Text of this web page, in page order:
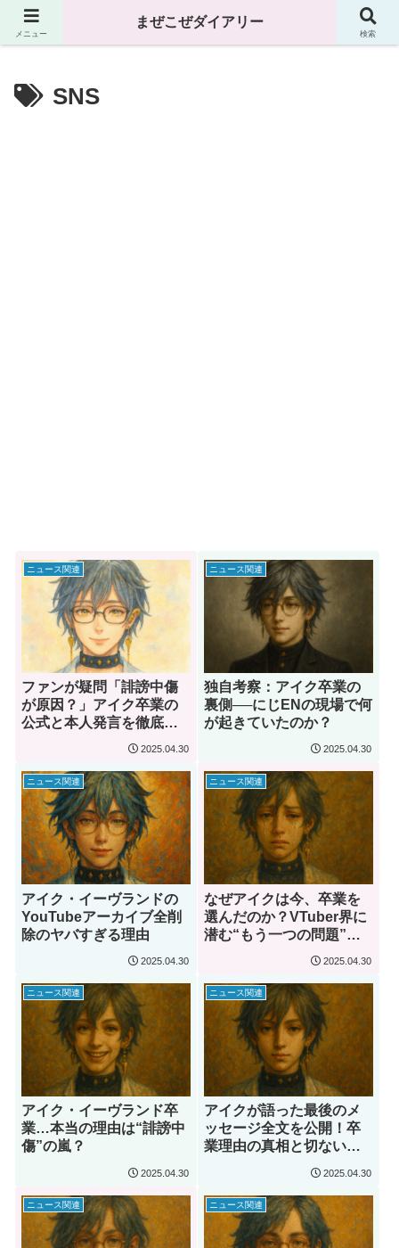
まぜこぜダイアリー
SNS
ニュース関連
ファンが疑問「誹謗中傷
が原因？」アイク卒業の
公式と本人発言を徹底検
2025.04.30
ニュース関連
独自考察：アイク卒業の
裏側──にじENの現場で何
が起きていたのか？
2025.04.30
ニュース関連
アイク・イーヴランドの
YouTubeアーカイブ全削
除のヤバすぎる理由
2025.04.30
ニュース関連
なぜアイクは今、卒業を
選んだのか？VTuber界に
潜む“もう一つの問題”を
2025.04.30
ニュース関連
アイク・イーヴランド卒
業…本当の理由は“誹謗中
傷”の嵐？
2025.04.30
ニュース関連
アイクが語った最後のメ
ッセージ全文を公開！卒
業理由の真相と切ない葛
2025.04.30
ニュース関連 ニュース関連
メニュー
まぜこぜダイアリー
検索